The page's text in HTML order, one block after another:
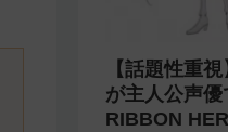
【話題性重
が主人公声
RIBBON